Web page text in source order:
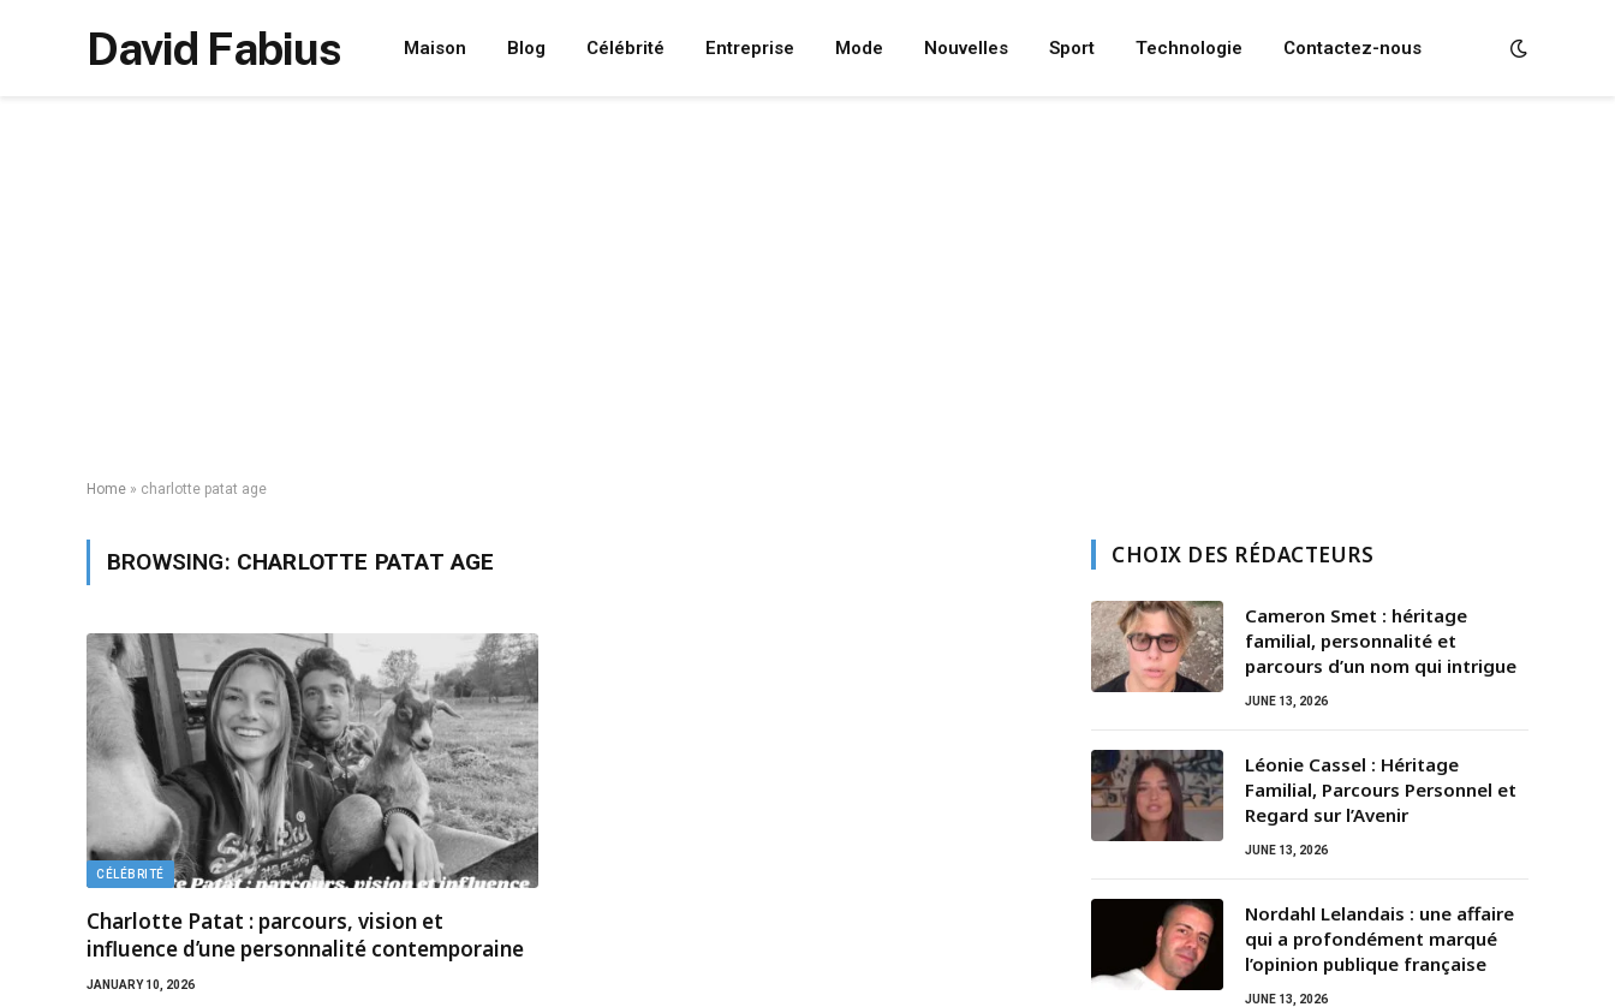
David Fabius Maison Blog Célébrité Entreprise Mode Nouvelles Sport Technologie Contactez-nous
Home » charlotte patat age
BROWSING: CHARLOTTE PATAT AGE
CÉLÉBRITÉ
Charlotte Patat : parcours, vision et
influence d’une personnalité contemporaine
JANUARY 10, 2026
CHOIX DES RÉDACTEURS
Cameron Smet : héritage
familial, personnalité et
parcours d’un nom qui intrigue
JUNE 13, 2026
Léonie Cassel : Héritage
Familial, Parcours Personnel et
Regard sur l’Avenir
JUNE 13, 2026
Nordahl Lelandais : une affaire
qui a profondément marqué
l’opinion publique française
JUNE 13, 2026